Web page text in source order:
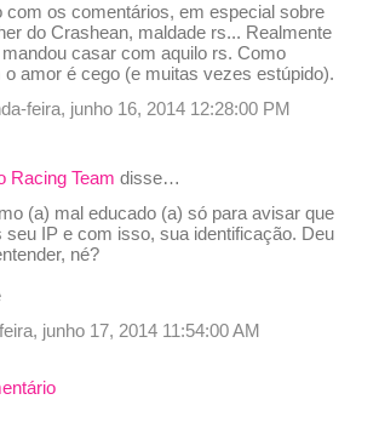
com os comentários, em especial sobre
do Crashean, maldade rs... Realmente
casar com aquilo rs. Como
o amor é cego (e muitas vezes estúpido).
feira, junho 16, 2014 12:28:00 PM
Racing Team disse…
(a) mal educado (a) só para avisar que
seu IP e com isso, sua identificação. Deu
né?
junho 17, 2014 11:54:00 AM